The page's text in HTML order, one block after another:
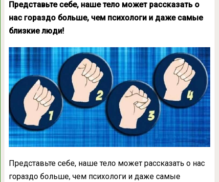
Представьте себе, наше тело может рассказать о
нас гораздо больше, чем психологи и даже самые
близкие люди!
Представьте себе, наше тело может рассказать о нас
гораздо больше, чем психологи и даже самые